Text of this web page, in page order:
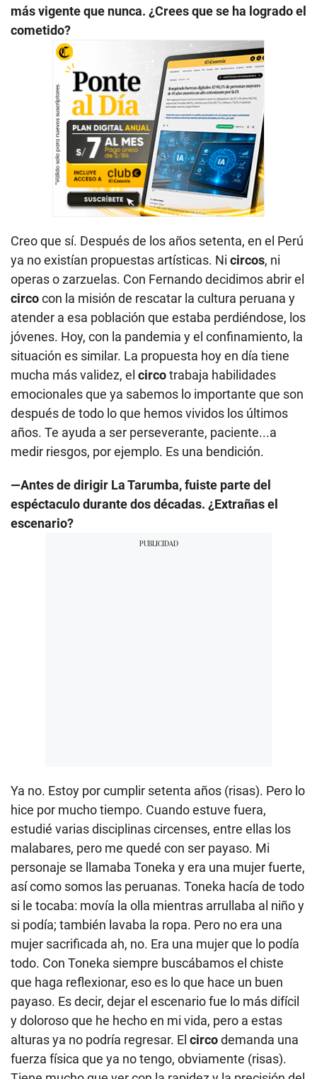
más vigente que nunca. ¿Crees que se ha logrado el
cometido?
Creo que sí. Después de los años setenta, en el Perú
ya no existían propuestas artísticas. Ni circos, ni
operas o zarzuelas. Con Fernando decidimos abrir el
circocon la misión de rescatar la cultura peruana y
atender a esa población que estaba perdiéndose, los
jóvenes. Hoy, con la pandemia y el confinamiento, la
situación es similar. La propuesta hoy en día tiene
mucha más validez, el circotrabaja habilidades
emocionales que ya sabemos lo importante que son
después de todo lo que hemos vividos los últimos
años. Te ayuda a ser perseverante, paciente...a
medir riesgos, por ejemplo. Es una bendición.
—Antes de dirigir La Tarumba, fuiste parte del
espéctaculo durante dos décadas. ¿Extrañas el
escenario?
Ya no. Estoy por cumplir setenta años (risas). Pero lo
hice por mucho tiempo. Cuando estuve fuera,
estudié varias disciplinas circenses, entre ellas los
malabares, pero me quedé con ser payaso. Mi
personaje se llamaba Toneka y era una mujer fuerte,
así como somos las peruanas. Toneka hacía de todo
si le tocaba: movía la olla mientras arrullaba al niño y
si podía; también lavaba la ropa. Pero no era una
mujer sacrificada ah, no. Era una mujer que lo podía
todo. Con Toneka siempre buscábamos el chiste
que haga reflexionar, eso es lo que hace un buen
payaso. Es decir, dejar el escenario fue lo más difícil
y doloroso que he hecho en mi vida, pero a estas
alturas ya no podría regresar. El circodemanda una
fuerza física que ya no tengo, obviamente (risas).